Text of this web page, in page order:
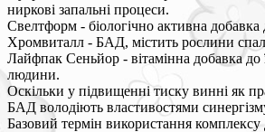
ниркові запальні процеси.
Свелтформ - біологічно активна
Хромвиталл - БАД, містить рослини
Лайфпак Сеньйор - вітамінна добавка
людини.
Оскільки у підвищенні тиску винні як
БАД володіють властивостями
Базовий термін використання комплексу